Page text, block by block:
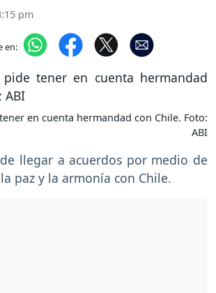
pm
en:
en cuenta hermandad con Chile. Foto:
ABI
llegar a acuerdos por medio de
paz y la armonía con Chile.